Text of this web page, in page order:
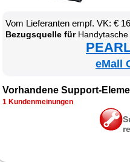
Vom Lie­fe­ran­ten empf. VK: €
Be­zugs­quel­le fürHan­dy­ta­sche
eMall
Vor­han­de­ne Sup­port-
1 Kun­den­mei­nun­gen